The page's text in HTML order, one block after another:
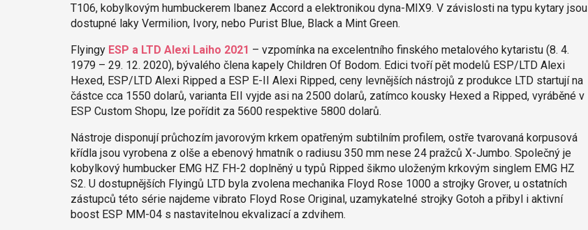
T106, kobylkovým humbuckerem Ibanez Accord a elektronikou dyna-MIX9. V závislosti na typu kytary jsou
dostupné laky Vermilion, Ivory, nebo Purist Blue, Black a Mint Green.
Flyingy ESP a LTD Alexi Laiho 2021 – vzpomínka na excelentního finského metalového kytaristu (8. 4.
1979 – 29. 12. 2020), bývalého člena kapely Children Of Bodom. Edici tvoří pět modelů ESP/LTD Alexi
Hexed, ESP/LTD Alexi Ripped a ESP E-II Alexi Ripped, ceny levnějších nástrojů z produkce LTD startují na
částce cca 1550 dolarů, varianta EII vyjde asi na 2500 dolarů, zatímco kousky Hexed a Ripped, vyráběné v
ESP Custom Shopu, lze pořídit za 5600 respektive 5800 dolarů.
Nástroje disponují průchozím javorovým krkem opatřeným subtilním profilem, ostře tvarovaná korpusová
křídla jsou vyrobena z olše a ebenový hmatník o radiusu 350 mm nese 24 pražců X-Jumbo. Společný je
kobylkový humbucker EMG HZ FH-2 doplněný u typů Ripped šikmo uloženým krkovým singlem EMG HZ
S2. U dostupnějších Flyingů LTD byla zvolena mechanika Floyd Rose 1000 a strojky Grover, u ostatních
zástupců této série najdeme vibrato Floyd Rose Original, uzamykatelné strojky Gotoh a přibyl i aktivní
boost ESP MM-04 s nastavitelnou ekvalizací a zdvihem.